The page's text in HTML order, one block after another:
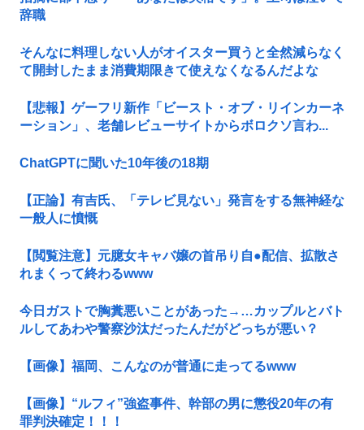
辞職
そんなに料理しない人がオイスター買うと全然減らなく
て開封したまま消費期限きて使えなくなるんだよな
【悲報】ゲーフリ新作「ビースト・オブ・リインカーネ
ーション」、老舗レビューサイトからボロクソ言わ...
ChatGPTに聞いた10年後の18期
【正論】有吉氏、「テレビ見ない」発言をする無神経な
一般人に憤慨
【閲覧注意】元臆女キャバ嬢の首吊り自●配信、拡散さ
れまくって終わるwww
今日ガストで胸糞悪いことがあった→…カップルとバト
ルしてあわや警察沙汰だったんだがどっちが悪い？
【画像】福岡、こんなのが普通に走ってるwww
【画像】“ルフィ”強盗事件、幹部の男に懲役20年の有
罪判決確定！！！